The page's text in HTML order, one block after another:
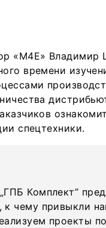
«М4Е» Владимир
времени
спецтехники.
Комплект”
чему привыкли
проекты